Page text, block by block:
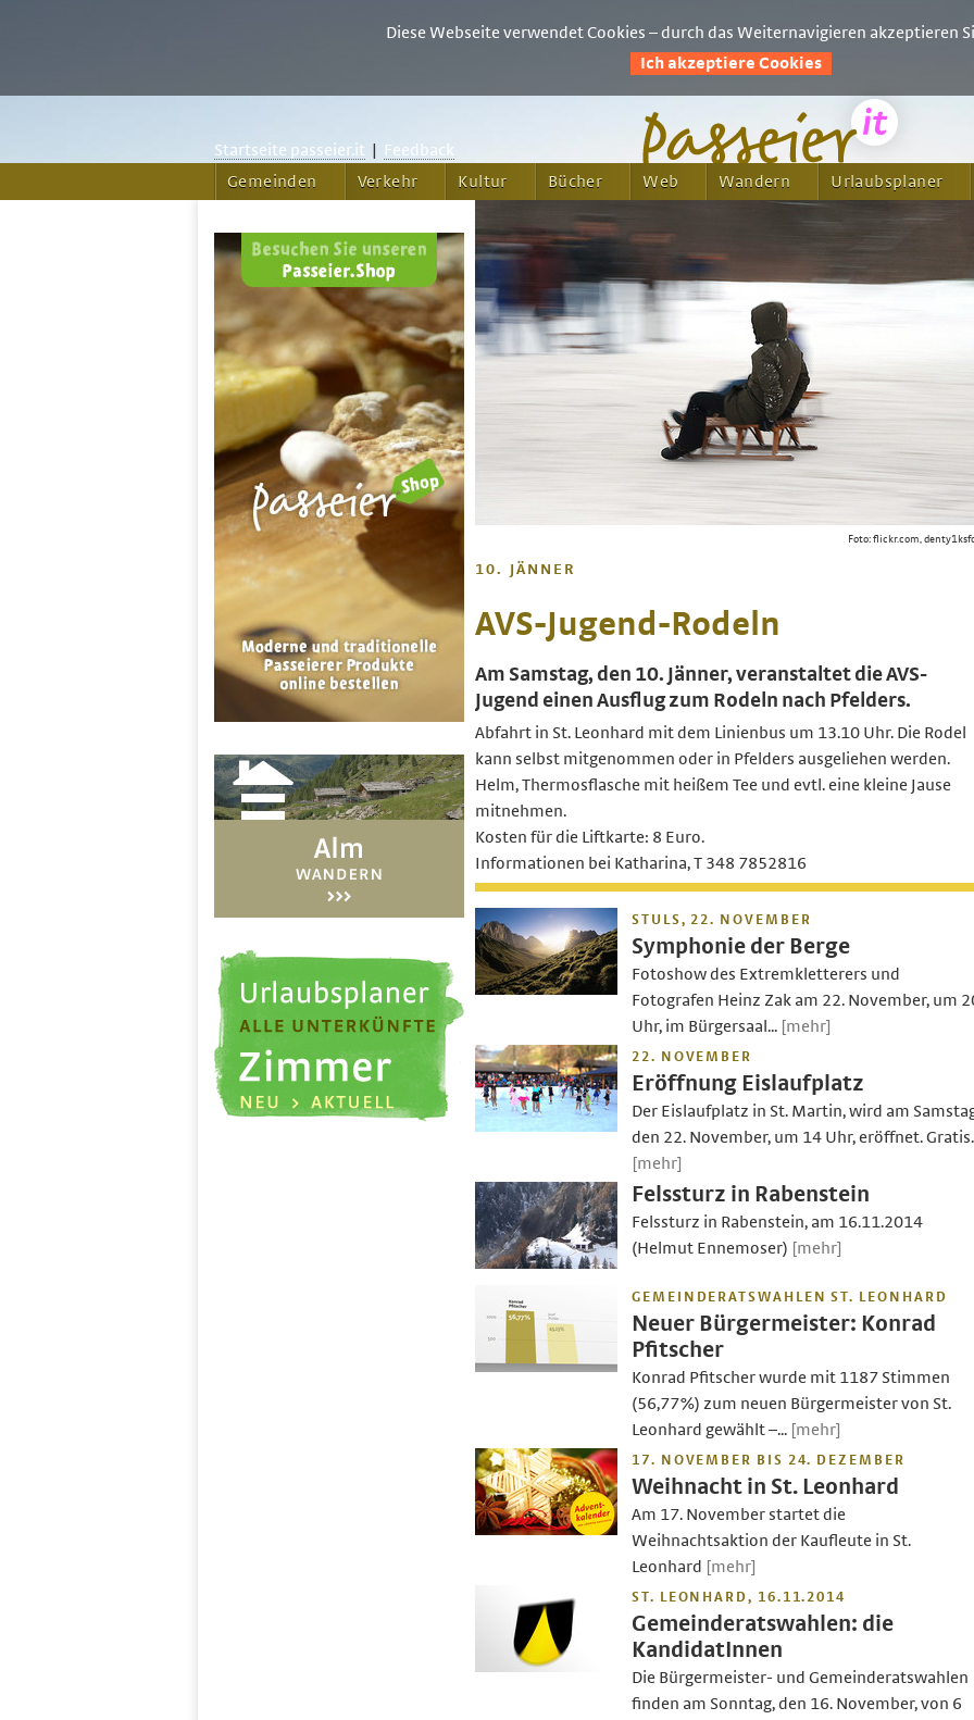
Startseite passeier.it
Feedback
Gemeinden
Verkehr Kultur Bücher Web Wandern Urlaubsplaner
Foto: flickr.com,
10. JÄNNER
AVS-Jugend-Rodeln
Am Samstag, den 10. Jänner, veranstaltet die AVS-
Jugend einen Ausflug zum Rodeln nach Pfelders.
Abfahrt in St. Leonhard mit dem Linienbus um 13.10 Uhr. Die Rodel
kann selbst mitgenommen oder in Pfelders ausgeliehen werden.
Helm, Thermosflasche mit heißem Tee und evtl. eine kleine Jause
mitnehmen.
Kosten für die Liftkarte: 8 Euro.
Informationen bei Katharina, T 348 7852816
STULS, 22. NOVEMBER
Symphonie der Berge
Fotoshow des Extremkletterers und
Fotografen Heinz Zak am 22. November, um
Uhr, im Bürgersaal... [mehr]
22. NOVEMBER
Eröffnung Eislaufplatz
Der Eislaufplatz in St. Martin, wird am
den 22. November, um 14 Uhr, eröffnet.
[mehr]
Felssturz in Rabenstein
Felssturz in Rabenstein, am 16.11.2014
(Helmut Ennemoser) [mehr]
GEMEINDERATSWAHLEN ST. LEONHARD
Neuer Bürgermeister: Konrad
Pfitscher
Konrad Pfitscher wurde mit 1187 Stimmen
(56,77%) zum neuen Bürgermeister von St.
Leonhard gewählt –... [mehr]
17. NOVEMBER BIS 24. DEZEMBER
Weihnacht in St. Leonhard
Am 17. November startet die
Weihnachtsaktion der Kaufleute in St.
Leonhard [mehr]
ST. LEONHARD, 16.11.2014
Gemeinderatswahlen: die
KandidatInnen
Die Bürgermeister- und Gemeinderatswahlen
finden am Sonntag, den 16. November, von 6
Diese Webseite verwendet Cookies – durch das Weiternavigieren akzeptieren
Ich akzeptiere Cookies